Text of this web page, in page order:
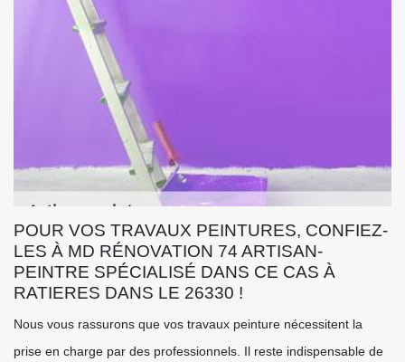
POUR VOS TRAVAUX PEINTURES, CONFIEZ-
LES À MD RÉNOVATION 74 ARTISAN-
PEINTRE SPÉCIALISÉ DANS CE CAS À
RATIERES DANS LE 26330 !
Nous vous rassurons que vos travaux peinture nécessitent la
prise en charge par des professionnels. Il reste indispensable de